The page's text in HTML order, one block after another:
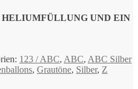
UND EIN
123 / ABC, ABC, ABC Silber
, Grautöne, Silber, Z